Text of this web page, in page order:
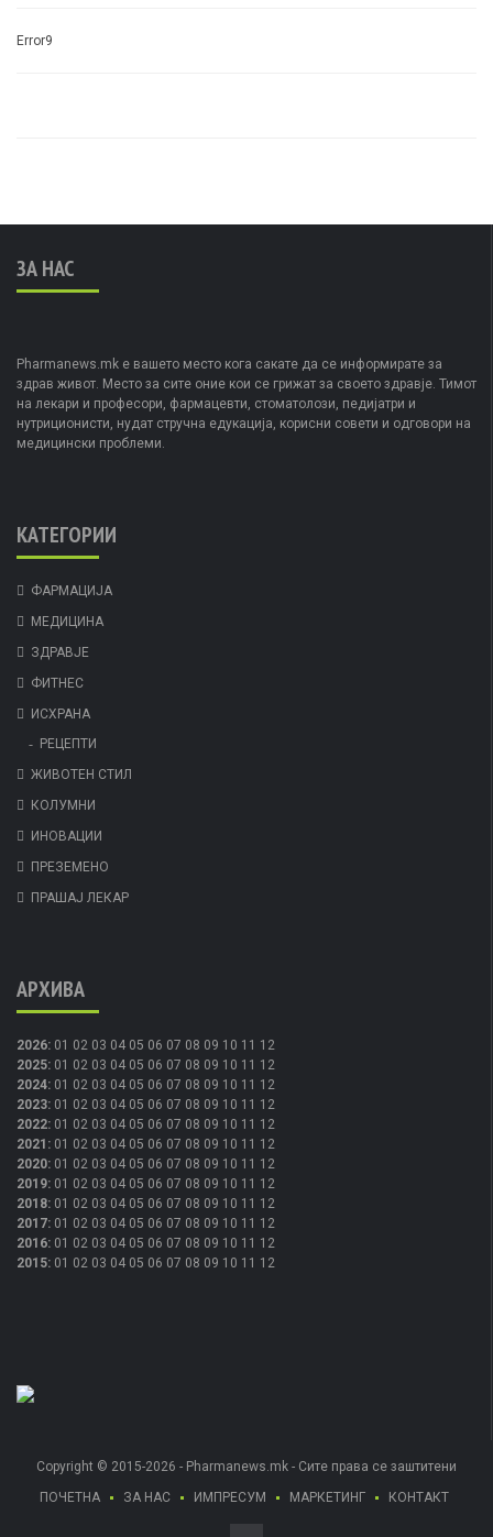
Error9
ЗА НАС
Pharmanews.mk е вашето место кога сакате да се информирате за
здрав живот. Место за сите оние кои се грижат за своето здравје. Тимот
на лекари и професори, фармацевти, стоматолози, педијатри и
нутриционисти, нудат стручна едукација, корисни совети и одговори на
медицински проблеми.
КАТЕГОРИИ
ФАРМАЦИЈА
МЕДИЦИНА
ЗДРАВЈЕ
ФИТНЕС
ИСХРАНА
РЕЦЕПТИ
ЖИВОТЕН СТИЛ
КОЛУМНИ
ИНОВАЦИИ
ПРЕЗЕМЕНО
ПРАШАЈ ЛЕКАР
АРХИВА
2026: 01 02 03 04 05 06 07 08 09 10 11 12
2025: 01 02 03 04 05 06 07 08 09 10 11 12
2024: 01 02 03 04 05 06 07 08 09 10 11 12
2023: 01 02 03 04 05 06 07 08 09 10 11 12
2022: 01 02 03 04 05 06 07 08 09 10 11 12
2021 : 01 02 03 04 05 06 07 08 09 10 11 12
2020: 01 02 03 04 05 06 07 08 09 10 11 12
2019: 01 02 03 04 05 06 07 08 09 10 11 12
2018: 01 02 03 04 05 06 07 08 09 10 11 12
2017: 01 02 03 04 05 06 07 08 09 10 11 12
2016: 01 02 03 04 05 06 07 08 09 10 11 12
2015: 01 02 03 04 05 06 07 08 09 10 11 12
Copyright © 2015-2026 - Pharmanews.mk - Сите права се заштитени
ПОЧЕТНА
ЗА НАС ИМПРЕСУМ МАРКЕТИНГ КОНТАКТ